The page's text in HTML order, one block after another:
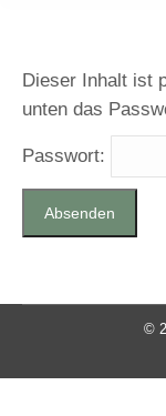
Dieser Inhalt ist
unten das
Passwort:
©